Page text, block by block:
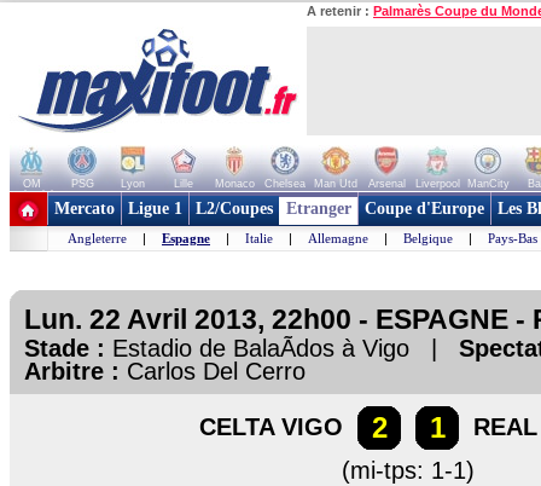
A retenir : Palmarès Coupe du
OM PSG Lyon Lille Monaco Chelsea Man Utd Arsenal Liverpool ManCity
+ de clubs
Mercato Ligue 1 L2/Coupes Etranger Coupe d'Europe Les
Angleterre | Espagne | Italie | Allemagne | Belgique | Pays-Bas
Lun. 22 Avril 2013, 22h00 - ESPAGNE
Stade : Estadio de BalaÃ­dos à Vigo |
Arbitre : Carlos Del Cerro
CELTA VIGO 2 1
(mi-tps: 1-1)